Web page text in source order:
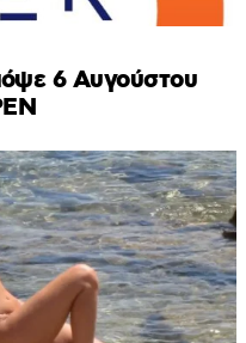
6 Αυγούστου